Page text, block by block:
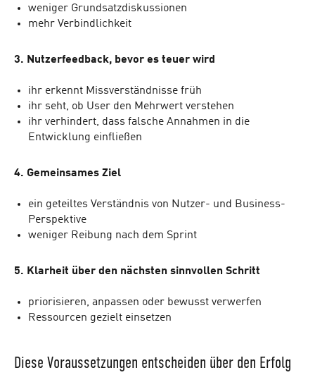
weniger Grundsatzdiskussionen
mehr Verbindlichkeit
3. Nutzerfeedback, bevor es teuer wird
ihr erkennt Missverständnisse früh
ihr seht, ob User den Mehrwert verstehen
ihr verhindert, dass falsche Annahmen in die
Entwicklung einfließen
4. Gemeinsames Ziel
ein geteiltes Verständnis von Nutzer- und Business-
Perspektive
weniger Reibung nach dem Sprint
5. Klarheit über den nächsten sinnvollen Schritt
priorisieren, anpassen oder bewusst verwerfen
Ressourcen gezielt einsetzen
Diese Voraussetzungen entscheiden über den Erfolg